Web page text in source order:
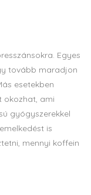
Egyes
tovább maradjon
esetekben
okozhat, ami
gyógyszerekkel
is
mennyi koffein